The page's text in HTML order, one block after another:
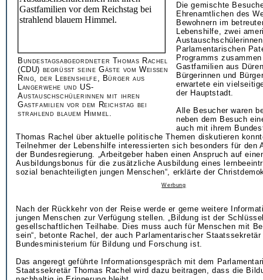
Bundestagsabgeordneter Thomas Rachel
(CDU) begrüßt seine Gäste vom Weißen
Ring, der Lebenshilfe, Bürger aus
Langerwehe und US-
Austauschschülerinnen mit ihren
Gastfamilien vor dem Reichstag bei
strahlend blauem Himmel.
Die gemischte
Ehrenamtlichen des
Bewohnern im
Lebenshilfe, zwei
Parlamentarischen
Programms
Gastfamilien aus
Bürgerinnen und
erwartete ein
der Hauptstadt.
Alle Besucher waren
neben dem Besuch
auch mit ihrem
Thomas Rachel über aktuelle politische Themen diskutieren
Teilnehmer der Lebenshilfe interessierten sich besonders für den
der Bundesregierung. „Arbeitgeber haben einen Anspruch auf
Ausbildungsbonus für die zusätzliche Ausbildung eines
sozial benachteiligten jungen Menschen“, erklärte der
Werbung
Nach der Rückkehr von der Reise werde er gerne weitere
jungen Menschen zur Verfügung stellen. „Bildung ist der
gesellschaftlichen Teilhabe. Dies muss auch für Menschen mit
sein“, betonte Rachel, der auch Parlamentarischer Staatssekretär
Bundesministerium für Bildung und Forschung ist.
Das angeregt geführte Informationsgespräch mit dem
Staatssekretär Thomas Rachel wird dazu beitragen, dass die